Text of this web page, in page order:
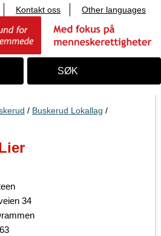
Kontakt oss Other languages
SØK
/ Buskerud Lokallag /
34